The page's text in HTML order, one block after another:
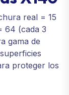
real = 15
64 (cada 3
gama de
proteger los